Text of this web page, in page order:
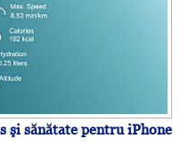
şi sănătate pentru iPhone